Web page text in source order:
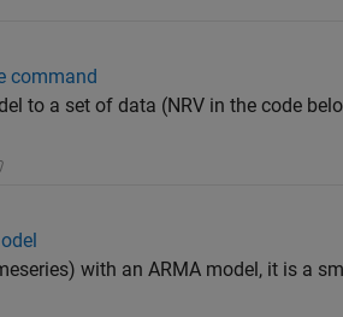
command
to a set of data (NRV in the code
with an ARMA model, it is a